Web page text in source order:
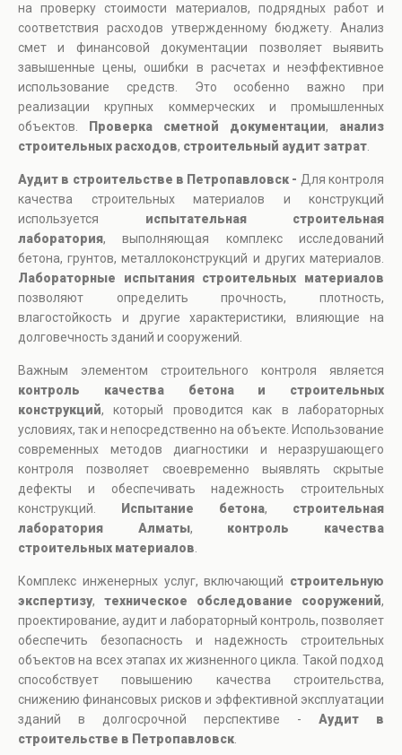
на проверку стоимости материалов, подрядных работ и
соответствия расходов утвержденному бюджету. Анализ
смет и финансовой документации позволяет выявить
завышенные цены, ошибки в расчетах и неэффективное
использование средств. Это особенно важно при
реализации крупных коммерческих и промышленных
объектов.
Проверка сметной документации, анализ
строительных расходов, строительный аудит затрат
Аудит в строительстве в Петропавловск - Для контроля
качества строительных материалов и конструкций
используется испытательная строительная
лаборатория, выполняющая комплекс исследований
бетона, грунтов, металлоконструкций и других материалов.
Лабораторные испытания строительных материалов
позволяют определить прочность, плотность,
влагостойкость и другие характеристики, влияющие на
долговечность зданий и сооружений.
Важным элементом строительного контроля является
контроль качества бетона и строительных
конструкций, который проводится как в лабораторных
условиях, так и непосредственно на объекте. Использование
современных методов диагностики и неразрушающего
контроля позволяет своевременно выявлять скрытые
дефекты и обеспечивать надежность строительных
конструкций.
Испытание бетона, строительная
лаборатория Алматы, контроль качества
строительных материалов
Комплекс инженерных услуг, включающий строительную
экспертизу, техническое обследование сооружений,
проектирование, аудит и лабораторный контроль, позволяет
обеспечить безопасность и надежность строительных
объектов на всех этапах их жизненного цикла. Такой подход
способствует повышению качества строительства,
снижению финансовых рисков и эффективной эксплуатации
зданий в долгосрочной перспективе - Аудит в
строительстве в Петропавловск